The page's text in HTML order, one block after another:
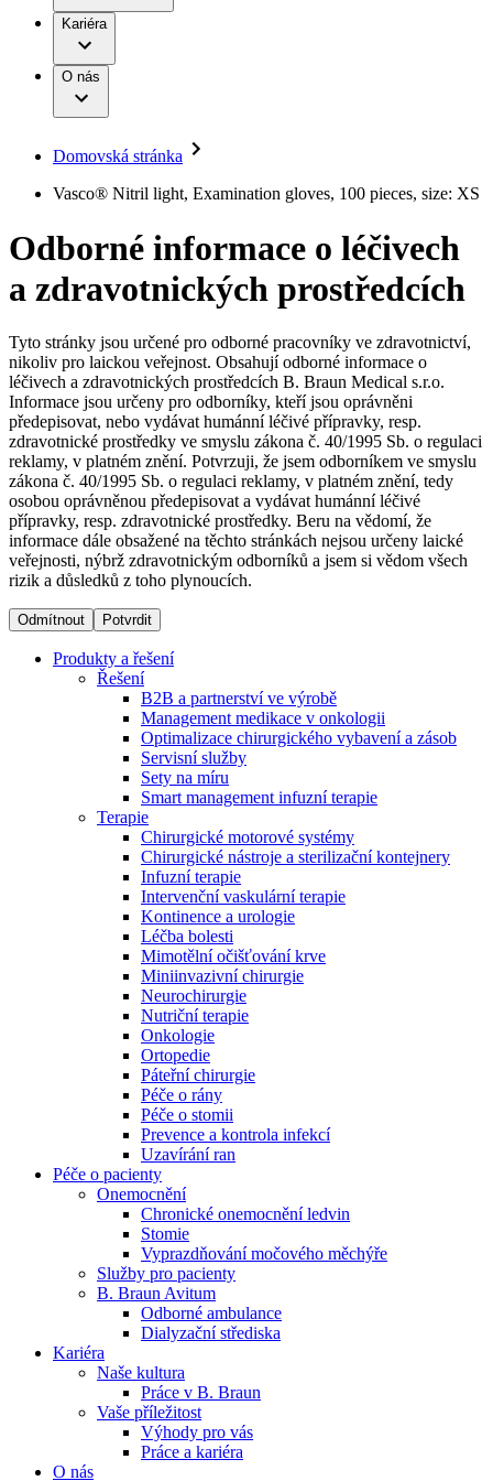
Léčba bolesti
Mimotělní očišťování krve
Neurochirurgie
Onkologie
Ortopedie
Páteřní chirurgie
Péče o rány
Prevence a kontrola infekcí
Uzavírání ran
Řešení
Terapie
Produktový katalog​
Objevte naše produkty. Navštivte produktový katalog B.
Braun s našim kompletním produktovým portfoliem.
Onemocnění
B. Braun Avitum
Dialyzační střediska​
B. Braun Avitum poskytuje kvalitní dialyzační péči ve všech
svých střediscích v České republice. Více informací se
dozvíte na stránkách jednotlivých středisek.
Odborné ambulance
Naše specializované ambulance jsou tu pro vás. Zvolte
specializaci a město, které potřebujete, a objednejte se do naší
ambulance.
Práce a kariéra
Naše kultura
Vaše příležitost​
Nabídky pracovních míst
Objevte své kariérní příležitosti ​v B. Braun. Vyhledejte náš trh
práce​ pro zajímavé pozice.​
Odpovědnost
Média
Tiskové zprávy
Kontakt
Kontaktní formulář
Registrace k odběru newsletteru
Odpovědnost
Média
Kontakt
Zůstaňte v dialogu s B. Braun. ​Kontaktujte nás.​
Kariéra
O nás
Domovská stránka
Vasco® Nitril light, Examination gloves, 100 pieces, size: XS
Odborné informace o léčivech
a zdravotnických prostředcích
Tyto stránky jsou určené pro odborné pracovníky ve zdravotnictví,
nikoliv pro laickou veřejnost. Obsahují odborné informace o
léčivech a zdravotnických prostředcích B. Braun Medical s.r.o.
Informace jsou určeny pro odborníky, kteří jsou oprávněni
předepisovat, nebo vydávat humánní léčivé přípravky, resp.
zdravotnické prostředky ve smyslu zákona č. 40/1995 Sb. o regulaci
reklamy, v platném znění. Potvrzuji, že jsem odborníkem ve smyslu
zákona č. 40/1995 Sb. o regulaci reklamy, v platném znění, tedy
osobou oprávněnou předepisovat a vydávat humánní léčivé
přípravky, resp. zdravotnické prostředky. Beru na vědomí, že
informace dále obsažené na těchto stránkách nejsou určeny laické
veřejnosti, nýbrž zdravotnickým odborníků a jsem si vědom všech
rizik a důsledků z toho plynoucích.
Odmítnout Potvrdit
Produkty a řešení
Řešení
B2B a partnerství ve výrobě
Management medikace v onkologii
Optimalizace chirurgického vybavení a zásob
Servisní služby
Sety na míru
Smart management infuzní terapie​
Terapie
Chirurgické motorové systémy
Chirurgické nástroje a sterilizační kontejnery
Infuzní terapie
Intervenční vaskulární terapie
Kontinence a urologie
Léčba bolesti
Mimotělní očišťování krve
Miniinvazivní chirurgie
Neurochirurgie
Nutriční terapie
Onkologie
Ortopedie
Páteřní chirurgie
Péče o rány
Péče o stomii
Prevence a kontrola infekcí
Uzavírání ran
Péče o pacienty
Onemocnění
Chronické onemocnění ledvin
Stomie
Vyprazdňování močového měchýře
Služby pro pacienty
B. Braun Avitum
Odborné ambulance
Dialyzační střediska
Kariéra
Naše kultura
Práce v B. Braun
Vaše příležitost​
Výhody pro vás
Práce a kariéra
O nás